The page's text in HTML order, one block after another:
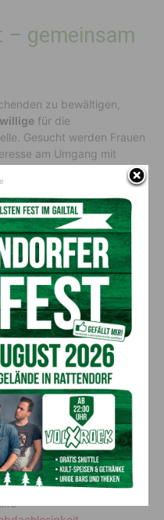
– gemeinsam
zu bewältigen,
für die
Gesucht werden Frauen
am Umgang mit
beim
Aktivitätenwie
und optional
Die möglichen
von 18 bis 21 Uhr .
Winter hinaus
stehenEggerheim
offen, um obdachlosen
zu bieten. Da Not keine
Kärnten zudem um